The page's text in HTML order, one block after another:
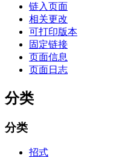
链入页面
相关更改
可打印版本
固定链接
页面信息
页面日志
分类
分类
招式